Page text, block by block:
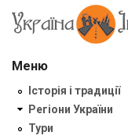
Меню
Історія і традиції
Регіони України
Тури